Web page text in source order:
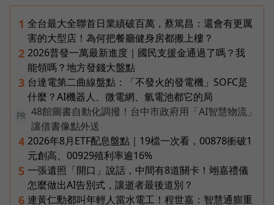
1 全台最大全聯首日業績破百萬，蔡篤昌：還會有更厲
害的大型店！為何把餐廳健身房都搬上樓？
2 2026普發一萬最新進度｜國民支援金通過了嗎？我
能領嗎？地方發錢大盤點
3 台達電第二曲線盤點：「不發火的發電機」SOFC是
什麼？AI機器人、微電網、氫電池都它的局
PR
48館圖書自動化調撥！台中市政府用「AI智慧物流」
讓借書像點外送
4 2026年8月ETF配息盤點｜19檔一次看，00878衝破1
元創高、00929殖利率逾16%
5 一張遺照「開口」說話，中間有8道關卡！翊嘉禮儀
怎麼做出AI告別式，讓逝者最後道別？
6 連黃仁勳都叫年輕人當水電工！程世嘉：智慧通膨重